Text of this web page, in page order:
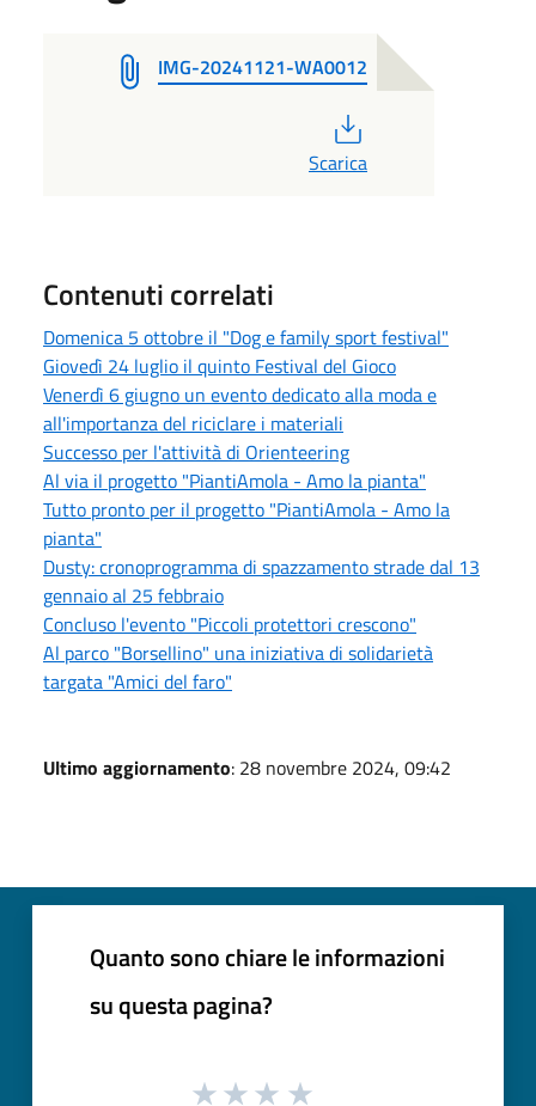
IMG-20241121-WA0012
Scarica
Contenuti correlati
Domenica 5 ottobre il "Dog e family sport festival"
Giovedì 24 luglio il quinto Festival del Gioco
Venerdì 6 giugno un evento dedicato alla moda e
all'importanza del riciclare i materiali
Successo per l'attività di Orienteering
Al via il progetto "PiantiAmola - Amo la pianta"
Tutto pronto per il progetto "PiantiAmola - Amo la
pianta"
Dusty: cronoprogramma di spazzamento strade dal 13
gennaio al 25 febbraio
Concluso l'evento "Piccoli protettori crescono"
Al parco "Borsellino" una iniziativa di solidarietà
targata "Amici del faro"
Ultimo aggiornamento: 28 novembre 2024, 09:42
Quanto sono chiare le informazioni
su questa pagina?